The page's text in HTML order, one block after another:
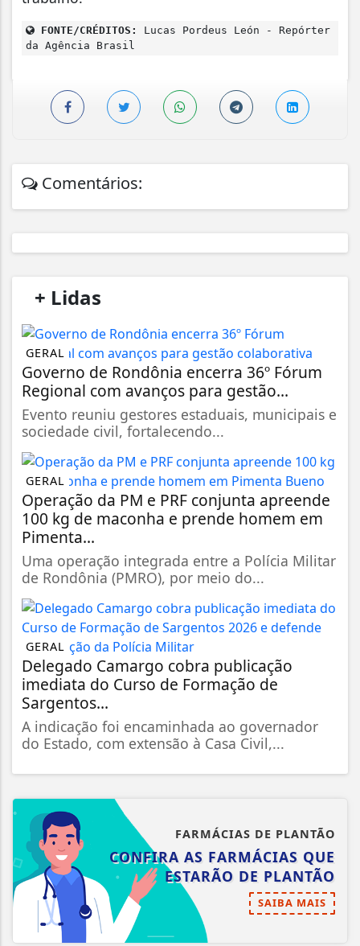
FONTE/CRÉDITOS:
Lucas Pordeus León - Repórter
da Agência Brasil
Comentários:
+ Lidas
GERAL
Governo de Rondônia encerra 36º Fórum
Regional com avanços para gestão...
Evento reuniu gestores estaduais, municipais e
sociedade civil, fortalecendo...
GERAL
Operação da PM e PRF conjunta apreende
100 kg de maconha e prende homem em
Pimenta...
Uma operação integrada entre a Polícia Militar
de Rondônia (PMRO), por meio do...
GERAL
Delegado Camargo cobra publicação
imediata do Curso de Formação de
Sargentos...
A indicação foi encaminhada ao governador
do Estado, com extensão à Casa Civil,...
FARMÁCIAS DE PLANTÃO
CONFIRA AS FARMÁCIAS QUE
ESTARÃO DE PLANTÃO
SAIBA MAIS